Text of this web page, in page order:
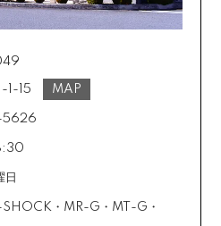
1-15 MAP
日
SHOCK・MR-G・MT-G・